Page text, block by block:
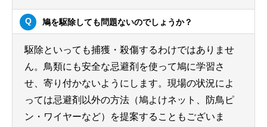
鳩を駆除しても問題ないのでしょうか？
駆除といっても捕獲・殺傷するわけではありませ
ん。鳥類にも安全な忌避剤を使って鳩に学習さ
せ、寄り付かないようにします。現場の状況によ
っては忌避剤以外の方法（鳩よけネット、防鳥ピ
ン・ワイヤーなど）を提案することもございま